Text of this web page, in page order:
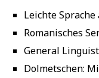
Leichte
Romanisches
General
Dolmetschen: